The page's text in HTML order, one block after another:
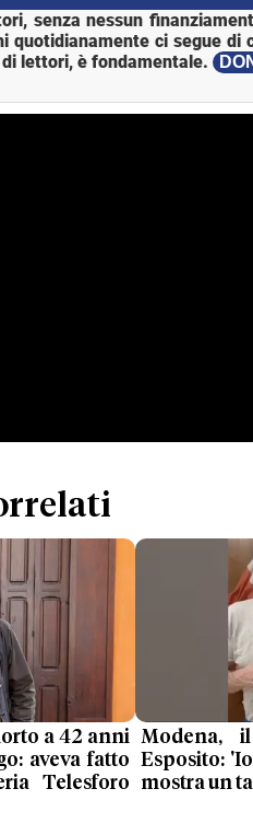
senza nessun
ci segue di
lettori, è fondamentale.
a 42 anni
aveva fatto
Telesforo
Modena,
Esposito:
mostra un